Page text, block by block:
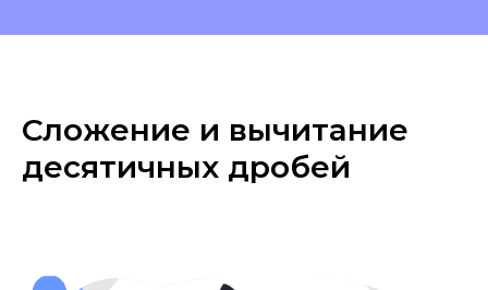
Сложение и вычитание
десятичных дробей